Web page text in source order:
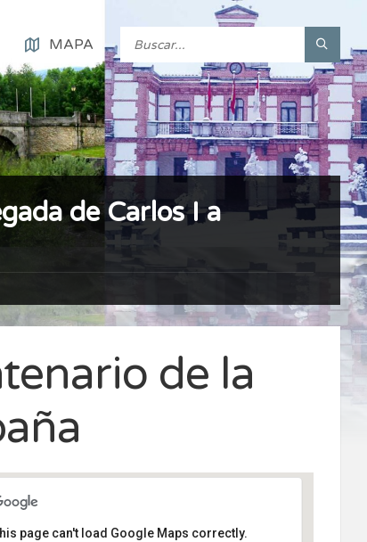
MAPA
de Carlos I a
de la
page can't load Google Maps correctly.